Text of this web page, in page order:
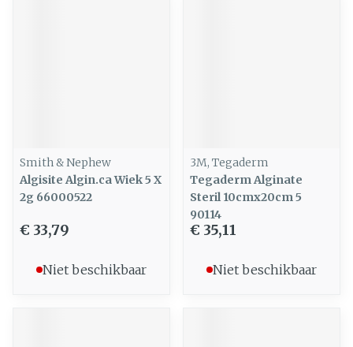
Smith & Nephew
Algisite Algin.ca Wiek 5 X
2g 66000522
€ 33,79
Niet beschikbaar
3M, Tegaderm
Tegaderm Alginate
Steril 10cmx20cm 5
90114
€ 35,11
Niet beschikbaar